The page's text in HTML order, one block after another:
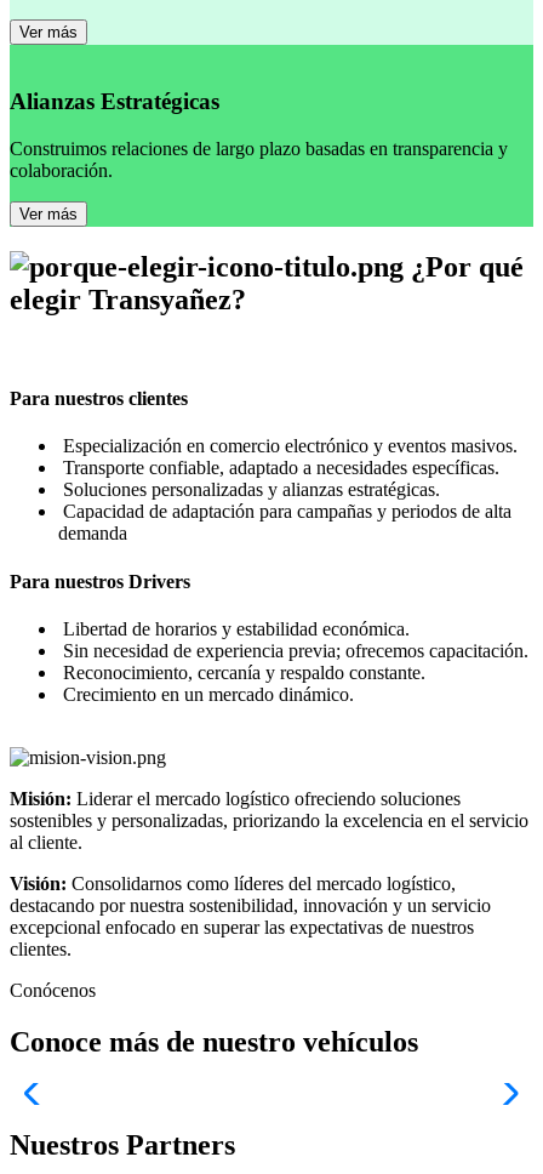
Ver más
Alianzas Estratégicas
Construimos relaciones de largo plazo basadas en transparencia y
colaboración.
Ver más
¿Por qué
elegir Transyañez?
Para nuestros clientes
Especialización en comercio electrónico y eventos masivos.
Transporte confiable, adaptado a necesidades específicas.
Soluciones personalizadas y alianzas estratégicas.
Capacidad de adaptación para campañas y periodos de alta
demanda
Para nuestros Drivers
Libertad de horarios y estabilidad económica.
Sin necesidad de experiencia previa; ofrecemos capacitación.
Reconocimiento, cercanía y respaldo constante.
Crecimiento en un mercado dinámico.
Misión: Liderar el mercado logístico ofreciendo soluciones
sostenibles y personalizadas, priorizando la excelencia en el servicio
al cliente.
Visión: Consolidarnos como líderes del mercado logístico,
destacando por nuestra sostenibilidad, innovación y un servicio
excepcional enfocado en superar las expectativas de nuestros
clientes.
Conócenos
Conoce más de nuestro vehículos
Nuestros Partners